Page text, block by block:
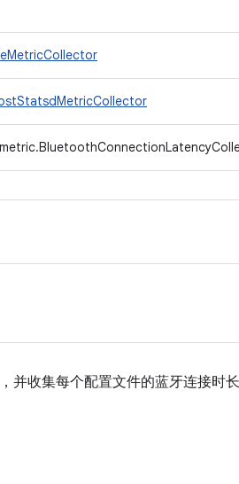
并收集每个配置文件的蓝牙连接时